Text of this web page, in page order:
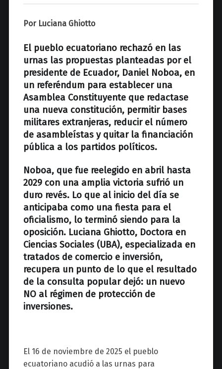
Por Luciana Ghiotto
El pueblo ecuatoriano rechazó en las
urnas las propuestas planteadas por el
presidente de Ecuador, Daniel Noboa, en
un referéndum para establecer una
Asamblea Constituyente que redactase
una nueva constitución, permitir bases
militares extranjeras, reducir el número
de asambleístas y quitar la financiación
pública a los partidos políticos.
Noboa, que fue reelegido en abril hasta
2029 con una amplia victoria sufrió un
duro revés. Lo que al inicio del día se
anticipaba como una fiesta para el
oficialismo, lo terminó siendo para la
oposición. Luciana Ghiotto, Doctora en
Ciencias Sociales (UBA), especializada en
tratados de comercio e inversión,
recupera un punto de lo que el resultado
de la consulta popular dejó: un nuevo
NO al régimen de protección de
inversiones.
El 16 de noviembre de 2025 el pueblo
ecuatoriano acudió a las urnas para